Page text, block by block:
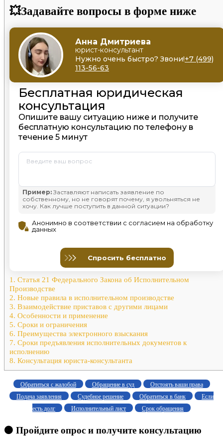
💥Задавайте вопросы в форме ниже
1. Статья 21 Федерального Закона об Исполнительном
Производстве
2. Новые правила в исполнительном производстве
3. Взаимодействие приставов с другими лицами
4. Особенности и применение
5. Сроки и ограничения
6. Преимущества электронного взыскания
7. Сроки предъявления исполнительных документов к
исполнению
8. Консультация юриста-консультанта
Обратиться с жалобой Обращение в суд
Отстоять ваши права
Подача заявления
Судебное решение Обратиться в банк
Если
есть долг
Исполнительный лист Срок обращения
🟠 Пройдите опрос и получите консультацию